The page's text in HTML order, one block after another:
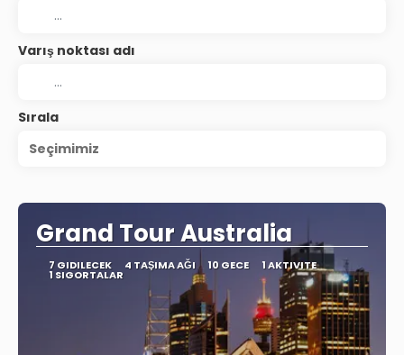
Varış noktası adı
Sırala
Seçimimiz
Grand Tour Australia
7 GIDILECEK 4 TAŞIMA AĞI 10 GECE 1 AKTIVITE
1 SIGORTALAR